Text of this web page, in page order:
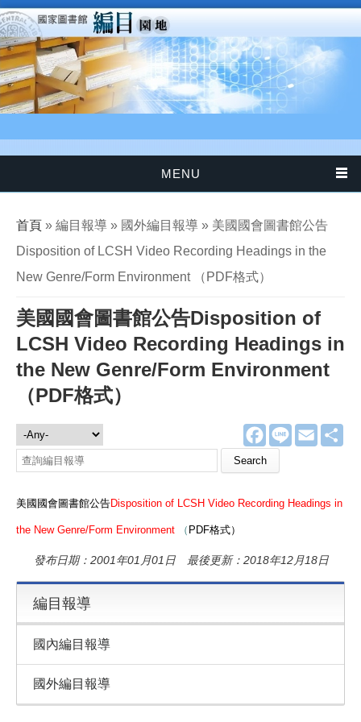
移至主內容
MENU
您在這裡
首頁 » 編目報導 » 國外編目報導 » 美國國會圖書館公告
Disposition of LCSH Video Recording Headings in the
New Genre/Form Environment （PDF格式）
美國國會圖書館公告Disposition of
LCSH Video Recording Headings in
the New Genre/Form Environment
（PDF格式）
F
a
e
o
L
E
m
編目報導
美國國會圖書館公告Disposition of LCSH Video Recording Headings in
the New Genre/Form Environment （ PDF格式）
發布日期：2001年01月01日 最後更新：2018年12月18日
編目報導
國內編目報導
國外編目報導